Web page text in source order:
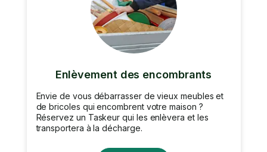
Enlèvement des encombrants
Envie de vous débarrasser de vieux meubles et
de bricoles qui encombrent votre maison ?
Réservez un Taskeur qui les enlèvera et les
transportera à la décharge.